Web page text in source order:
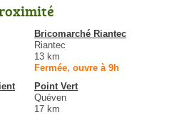
Bricomarché Riantec
Riantec
13 km
Fermée, ouvre à 9h
Point Vert
Quéven
17 km